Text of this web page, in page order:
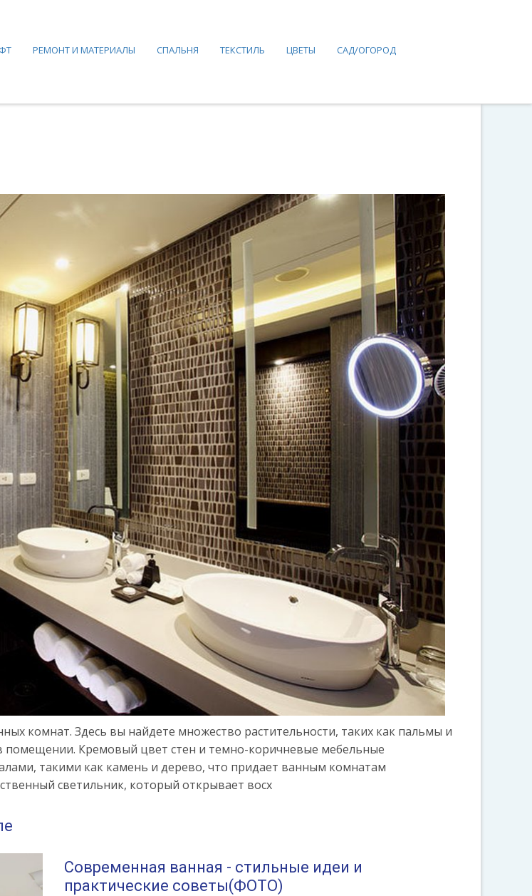
РЕМОНТ И МАТЕРИАЛЫ СПАЛЬНЯ ТЕКСТИЛЬ ЦВЕТЫ САД/ОГОРОД
комнат. Здесь вы найдете множество растительности, таких как пальмы и
помещении. Кремовый цвет стен и темно-коричневые мебельные
такими как камень и дерево, что придает ванным комнатам
светильник, который открывает восх
Современная ванная - стильные идеи и
практические советы(ФОТО)